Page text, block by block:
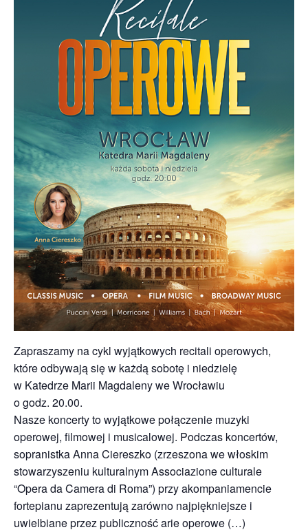
Zapraszamy na cykl wyjątkowych recitali operowych,
które odbywają się w każdą sobotę i niedzielę
w Katedrze Marii Magdaleny we Wrocławiu
o godz. 20.00.
Nasze koncerty to wyjątkowe połączenie muzyki
operowej, filmowej i musicalowej. Podczas koncertów,
sopranistka Anna Ciereszko (zrzeszona we włoskim
stowarzyszeniu kulturalnym Associazione culturale
“Opera da Camera di Roma”) przy akompaniamencie
fortepianu zaprezentują zarówno najpiękniejsze i
uwielbiane przez publiczność arie operowe (…)